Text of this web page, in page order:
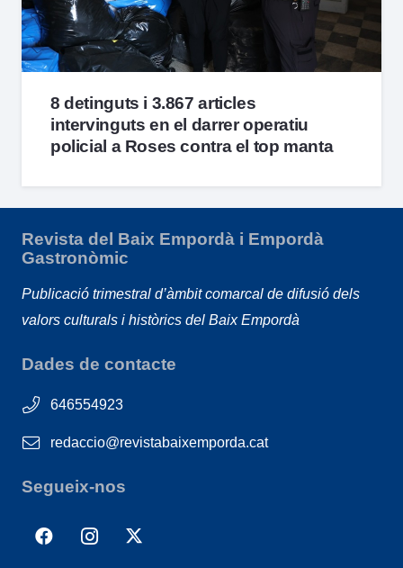
8 detinguts i 3.867 articles
intervinguts en el darrer operatiu
policial a Roses contra el top manta
Revista del Baix Empordà i Empordà
Gastronòmic
Publicació trimestral d’àmbit comarcal de difusió dels
valors culturals i històrics del Baix Empordà
Dades de contacte
646554923
redaccio@revistabaixemporda.cat
Segueix-nos